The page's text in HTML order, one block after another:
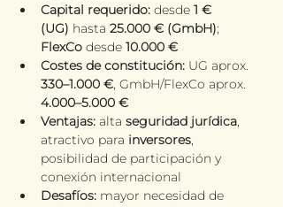
Capital requerido: desde 1 €
(UG) hasta 25.000 € (GmbH);
FlexCo desde 10.000 €
Costes de constitución: UG aprox.
330–1.000 €, GmbH/FlexCo aprox.
4.000–5.000 €
Ventajas: alta seguridad jurídica,
atractivo para inversores,
posibilidad de participación y
conexión internacional
Desafíos: mayor necesidad de